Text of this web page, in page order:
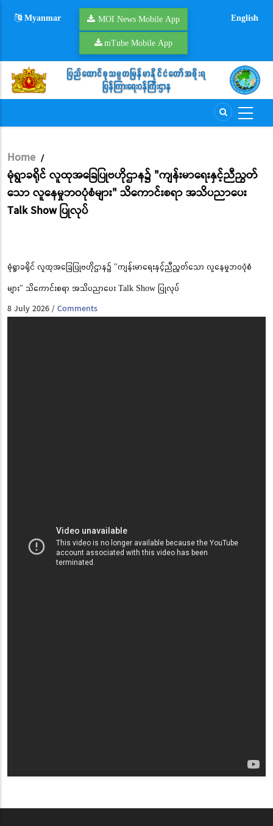
Myanmar MOI News Mobile App
mTube Mobile App
English
Breadcrumb
Home /
မုံရွာခရိုင် လူထုအခြေပြုဗဟိုဌာန၌ "ကျန်းမာရေးနှင့်ညီညွတ်
သော လူနေမှုဘဝပုံစံများ" သိကောင်းစရာ အသိပညာပေး
Talk Show ပြုလုပ်
မုံရွာခရိုင် လူထုအခြေပြုဗဟိုဌာန၌ "ကျန်းမာရေးနှင့်ညီညွတ်သော လူနေမှုဘဝပုံစံ
များ" သိကောင်းစရာ အသိပညာပေး Talk Show ပြုလုပ်
8 July 2026/Comments